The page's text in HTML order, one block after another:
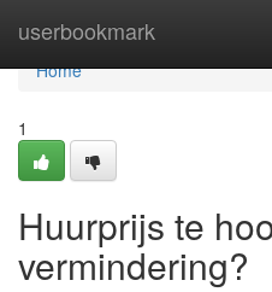
userbookmark
Home
Home
1
Huurprijs te
vermindering?